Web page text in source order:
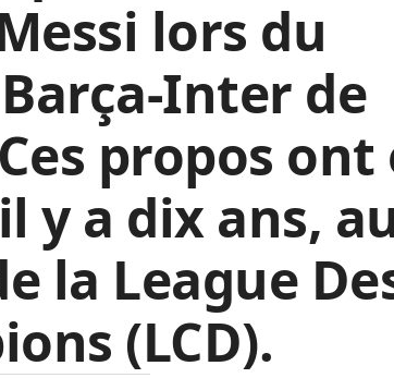
lors du
Inter de
propos ont
y a dix ans,
la League
(LCD).